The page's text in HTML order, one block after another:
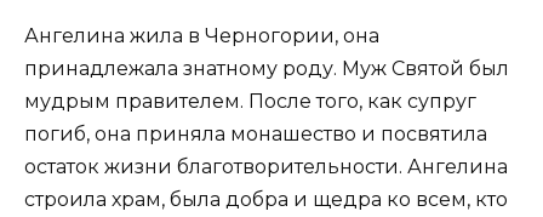
Ангелина жила в Черногории, она
принадлежала знатному роду. Муж Святой был
мудрым правителем. После того, как супруг
погиб, она приняла монашество и посвятила
остаток жизни благотворительности. Ангелина
строила храм, была добра и щедра ко всем, кто